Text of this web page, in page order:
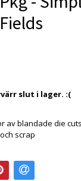
slut i lager. :(
av blandade die
scrap